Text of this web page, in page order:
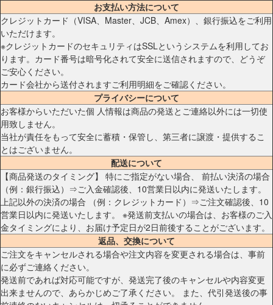
お支払い方法について
クレジットカード（VISA、Master、JCB、Amex）、銀行振込をご利用
いただけます。
※クレジットカードのセキュリティはSSLというシステムを利用してお
ります。カード番号は暗号化されて安全に送信されますので、どうぞ
ご安心ください。
カード会社から送付されますご利用明細をご確認ください。
プライバシーについて
お客様からいただいた個 人情報は商品の発送とご連絡以外には一切使
用致しません。
当社が責任をもって安全に蓄積・保管し、第三者に譲渡・提供するこ
とはございません。
配送について
【商品発送のタイミング】 特にご指定がない場合、 前払い決済の場合
（例：銀行振込）⇒ご入金確認後、10営業日以内に発送いたします。
上記以外の決済の場合 （例：クレジットカード）⇒ご注文確認後、10
営業日以内に発送いたします。 ※発送前支払いの場合は、お客様のご入
金タイミングにより、お届け予定日が2日前後することがございます。
返品、交換について
ご注文をキャンセルされる場合や注文内容を変更される場合は、事前
に必ずご連絡ください。
発送前であれば対応可能ですが、発送完了後のキャンセルや内容変更
出来ませんので、あらかじめご了承ください。 また、代引発送後の事